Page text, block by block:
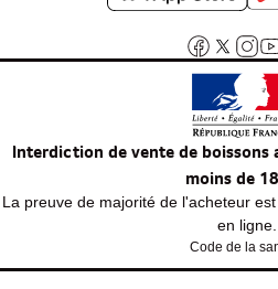
Interdiction de vente de boissons
moins de
La preuve de majorité de l'acheteur
en ligne.
Code de la